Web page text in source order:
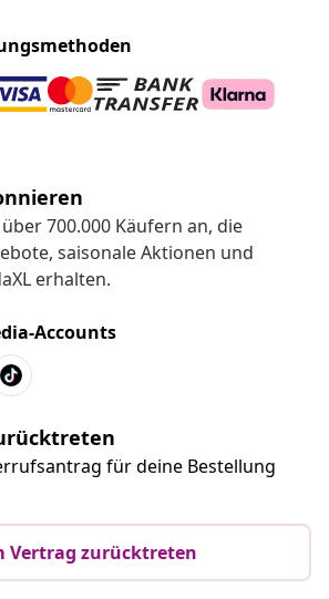
700.000 Käufern an, die
saisonale Aktionen und
erhalten.
Accounts
für deine Bestellung
Vertrag zurücktreten